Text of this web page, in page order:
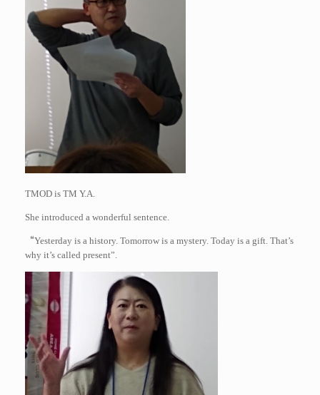
TMOD is TM Y.A.
She introduced a wonderful sentence.
“Yesterday is a history. Tomorrow is a mystery. Today is a gift. That’s
why it’s called present”.